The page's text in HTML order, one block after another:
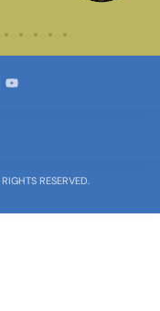
RESERVED.